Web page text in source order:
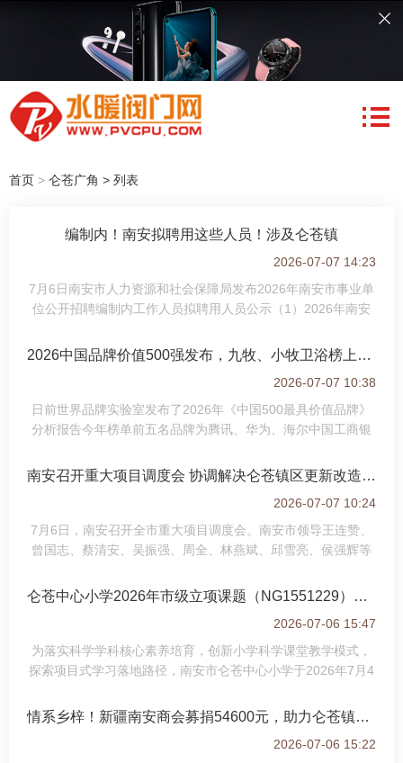
首页 > 仑苍广角 > 列表
编制内！南安拟聘用这些人员！涉及仑苍镇
2026-07-07 14:23
7月6日南安市人力资源和社会保障局发布2026年南安市事业单
位公开招聘编制内工作人员拟聘用人员公示（1）2026年南安
事业单位公开招聘工作人员有关规定以
2026中国品牌价值500强发布，九牧、小牧卫浴榜上有名
2026-07-07 10:38
日前世界品牌实验室发布了2026年《中国500最具价值品牌》
分析报告今年榜单前五名品牌为腾讯、华为、海尔中国工商银
361°、小牧卫浴、特步等9个泉州品牌上
南安召开重大项目调度会 协调解决仑苍镇区更新改造等项目难点
2026-07-07 10:24
7月6日，南安召开全市重大项目调度会。南安市领导王连赞、
曾国志、蔡清安、吴振强、周全、林燕斌、邱雪亮、侯强辉等
抽水蓄能电站、国道324线公路工程二标
仑苍中心小学2026年市级立项课题（NG1551­229）开题报告
2026-07-06 15:47
为落实科学学科核心素养培育，创新小学科学课堂教学模式，
探索项目式学习落地路径，南安市仑苍中心小学于2026年7月4
素养导向下小学科学项目式学习实践
情系乡梓！新疆南安商会募捐54600元，助力仑苍镇王江栋渡过难关
2026-07-06 15:22